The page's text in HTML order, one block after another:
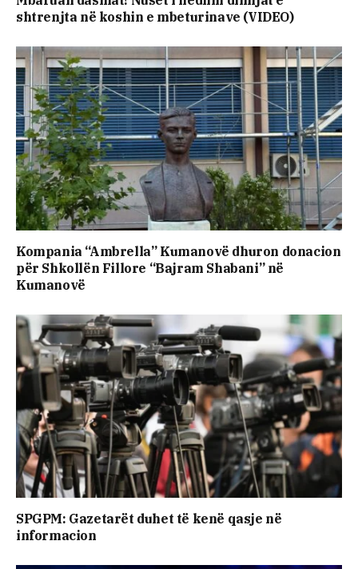
shtrenjta në koshin e mbeturinave (VIDEO)
Kompania “Ambrella” Kumanovë dhuron donacion
për Shkollën Fillore “Bajram Shabani” në
Kumanovë
SPGPM: Gazetarët duhet të kenë qasje në
informacion